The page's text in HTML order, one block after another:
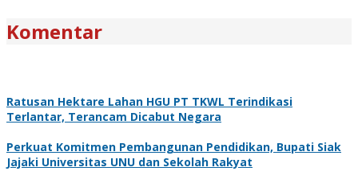
Komentar
Ratusan Hektare Lahan HGU PT TKWL Terindikasi
Terlantar, Terancam Dicabut Negara
Perkuat Komitmen Pembangunan Pendidikan, Bupati Siak
Jajaki Universitas UNU dan Sekolah Rakyat